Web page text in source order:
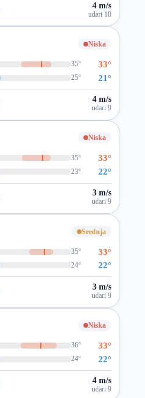
4 m/s
udari 10
Niska
35° 33°
25° 21°
4 m/s
udari 9
Niska
35° 33°
23° 22°
3 m/s
udari 9
Srednja
35° 33°
24° 22°
3 m/s
udari 9
Niska
36° 33°
24° 22°
4 m/s
udari 9